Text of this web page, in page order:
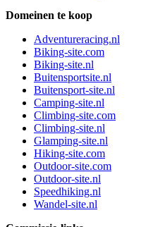
Domeinen te koop
Adventureracing.nl
Biking-site.com
Biking-site.nl
Buitensportsite.nl
Buitensport-site.nl
Camping-site.nl
Climbing-site.com
Climbing-site.nl
Glamping-site.nl
Hiking-site.com
Outdoor-site.com
Outdoor-site.nl
Speedhiking.nl
Wandel-site.nl